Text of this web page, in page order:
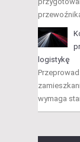
logistykę
wymaga